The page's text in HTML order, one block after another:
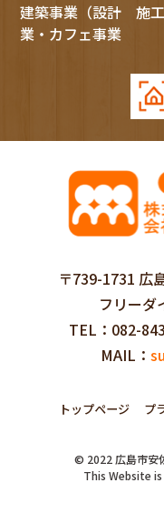
建築事業（設計 施
業・カフェ事業
〒739-1731 広
フリーダ
TEL
082-
MAIL
トップページ プ
© 2022 広島市安
This Website